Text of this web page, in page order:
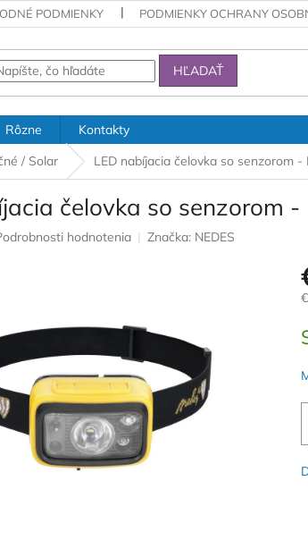
PODMIENKY PODMIENKY OCHRANY
HĽADAŤ
Rôzne
Kontakty
/ Solar LED nabíjacia čelovka so senzorom -
čelovka so senzorom -
hodnotenia Značka: NEDES